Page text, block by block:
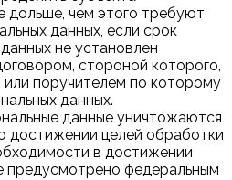
дольше, чем этого требуют
данных, если срок
не установлен
стороной которого,
поручителем по которому
данных.
данные уничтожаются
достижении целей обработки
в достижении
предусмотрено федеральным